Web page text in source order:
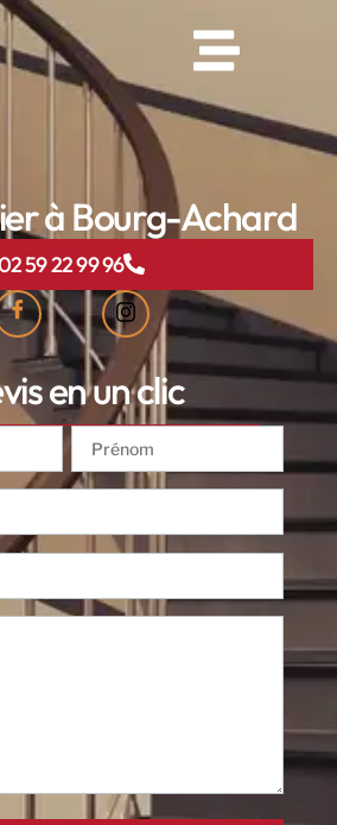
à Bourg-Achard
59 22 99 96
en un clic